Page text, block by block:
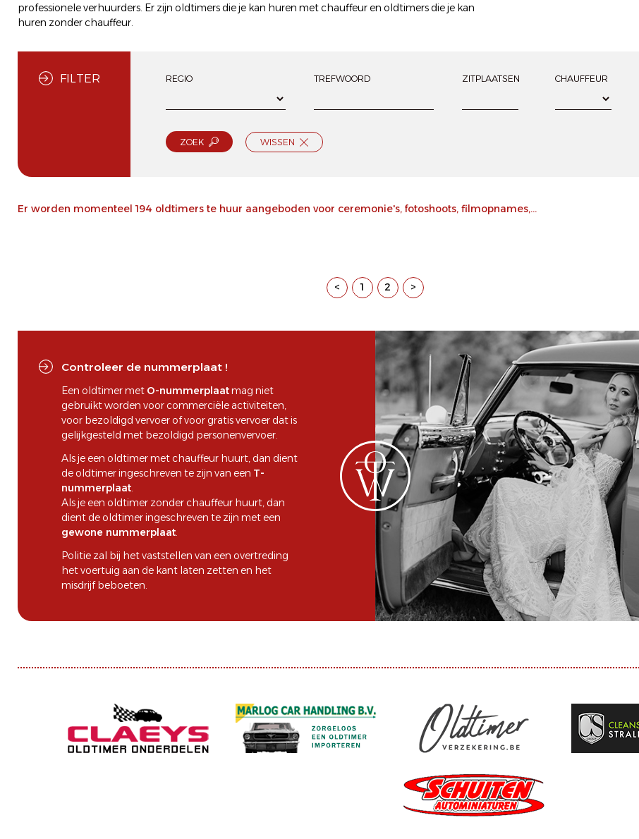
professionele verhuurders. Er zijn oldtimers die je kan huren met chauffeur en oldtimers die je kan
huren zonder chauffeur.
FILTER REGIO TREFWOORD ZITPLAATSEN CHAUFFEUR
ZOEK WISSEN
Er worden momenteel 194 oldtimers te huur aangeboden voor ceremonie's, fotoshoots, filmopnames,...
< 1 2 >
Controleer de nummerplaat !
Een oldtimer met O-nummerplaatmag niet
gebruikt worden voor commerciële activiteiten,
voor bezoldigd vervoer of voor gratis vervoer dat is
gelijkgesteld met bezoldigd personenvervoer.
Als je een oldtimer met chauffeur huurt, dan dient
de oldtimer ingeschreven te zijn van een T-
nummerplaat.
Als je een oldtimer zonder chauffeur huurt, dan
dient de oldtimer ingeschreven te zijn met een
gewone nummerplaat.
Politie zal bij het vaststellen van een overtreding
het voertuig aan de kant laten zetten en het
misdrijf beboeten.